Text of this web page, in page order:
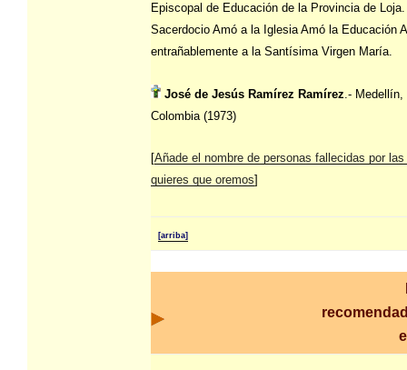
Episcopal de Educación de la Provincia de
Sacerdocio Amó a la Iglesia Amó la Educación
entrañablemente a la Santísima Virgen María.
José de Jesús Ramírez Ramírez .- Medellín,
Colombia (1973)
[Añade el nombre de personas fallecidas por las
quieres que oremos]
[arriba]